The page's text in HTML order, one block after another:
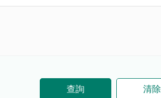
查詢 清除